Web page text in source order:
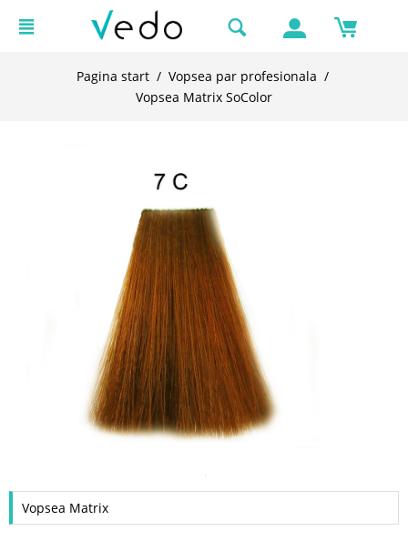
Pagina start / Vopsea par profesionala /
Vopsea Matrix SoColor
Vopsea Matrix